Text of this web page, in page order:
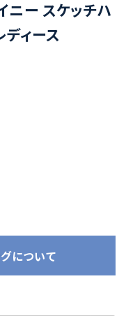
ニー スケッチハ
ィース
について